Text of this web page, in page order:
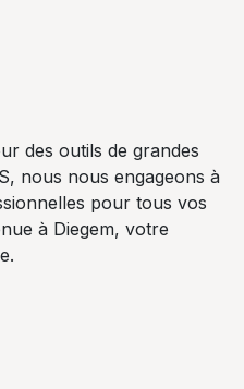
des outils de grandes
nous nous engageons à
pour tous vos
à Diegem, votre